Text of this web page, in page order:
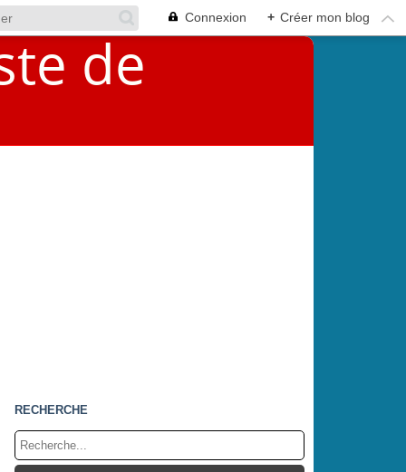
Connexion + Créer mon blog
RECHERCHE